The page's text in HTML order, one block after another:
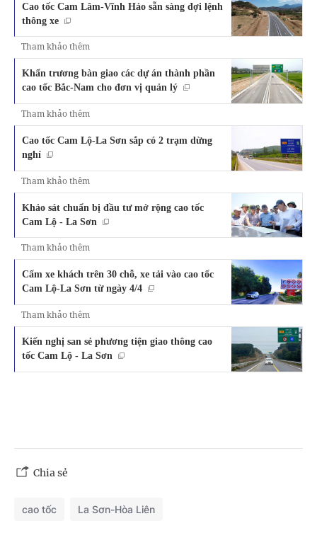
Cao tốc Cam Lâm-Vĩnh Hảo sẵn sàng đợi lệnh
thông xe
Tham khảo thêm
Khẩn trương bàn giao các dự án thành phần
cao tốc Bắc-Nam cho đơn vị quản lý
Tham khảo thêm
Cao tốc Cam Lộ-La Sơn sắp có 2 trạm dừng
nghỉ
Tham khảo thêm
Khảo sát chuẩn bị đầu tư mở rộng cao tốc
Cam Lộ - La Sơn
Tham khảo thêm
Cấm xe khách trên 30 chỗ, xe tải vào cao tốc
Cam Lộ-La Sơn từ ngày 4/4
Tham khảo thêm
Kiến nghị san sẻ phương tiện giao thông cao
tốc Cam Lộ - La Sơn
Chia sẻ
cao tốc La Sơn-Hòa Liên